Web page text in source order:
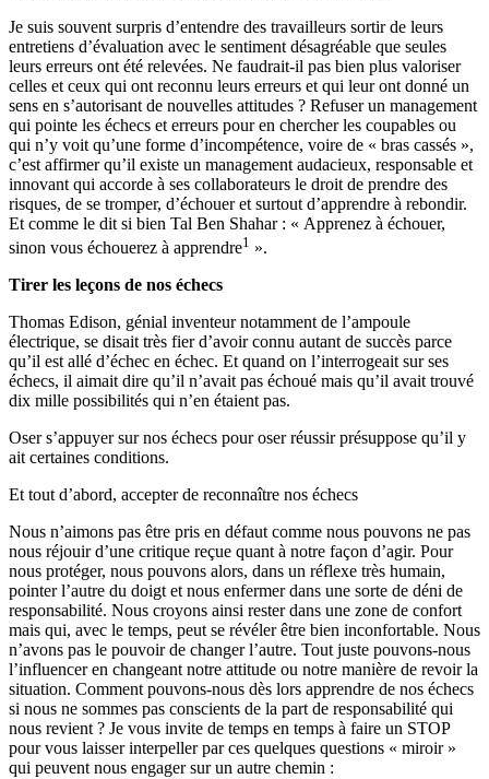
Je suis souvent surpris d’entendre des travailleurs sortir de leurs
entretiens d’évaluation avec le sentiment désagréable que seules
leurs erreurs ont été relevées. Ne faudrait-il pas bien plus valoriser
celles et ceux qui ont reconnu leurs erreurs et qui leur ont donné un
sens en s’autorisant de nouvelles attitudes ? Refuser un management
qui pointe les échecs et erreurs pour en chercher les coupables ou
qui n’y voit qu’une forme d’incompétence, voire de « bras cassés »,
c’est affirmer qu’il existe un management audacieux, responsable et
innovant qui accorde à ses collaborateurs le droit de prendre des
risques, de se tromper, d’échouer et surtout d’apprendre à rebondir.
Et comme le dit si bien Tal Ben Shahar : « Apprenez à échouer,
sinon vous échouerez à apprendre1 ».
Tirer les leçons de nos échecs
Thomas Edison, génial inventeur notamment de l’ampoule
électrique, se disait très fier d’avoir connu autant de succès parce
qu’il est allé d’échec en échec. Et quand on l’interrogeait sur ses
échecs, il aimait dire qu’il n’avait pas échoué mais qu’il avait trouvé
dix mille possibilités qui n’en étaient pas.
Oser s’appuyer sur nos échecs pour oser réussir présuppose qu’il y
ait certaines conditions.
Et tout d’abord, accepter de reconnaître nos échecs
Nous n’aimons pas être pris en défaut comme nous pouvons ne pas
nous réjouir d’une critique reçue quant à notre façon d’agir. Pour
nous protéger, nous pouvons alors, dans un réflexe très humain,
pointer l’autre du doigt et nous enfermer dans une sorte de déni de
responsabilité. Nous croyons ainsi rester dans une zone de confort
mais qui, avec le temps, peut se révéler être bien inconfortable. Nous
n’avons pas le pouvoir de changer l’autre. Tout juste pouvons-nous
l’influencer en changeant notre attitude ou notre manière de revoir la
situation. Comment pouvons-nous dès lors apprendre de nos échecs
si nous ne sommes pas conscients de la part de responsabilité qui
nous revient ? Je vous invite de temps en temps à faire un STOP
pour vous laisser interpeller par ces quelques questions « miroir »
qui peuvent nous engager sur un autre chemin :